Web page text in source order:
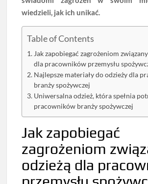
wiedzieli, jak ich unikać.
Table of Contents
Jak zapobiegać zagrożeniom
dla pracowników przemysłu
Najlepsze materiały do odzieży dla
branży spożywczej
Uniwersalna odzież, która spełnia
pracowników branży spożywczej
Jak zapobiegać
zagrożeniom
odzieżą dla